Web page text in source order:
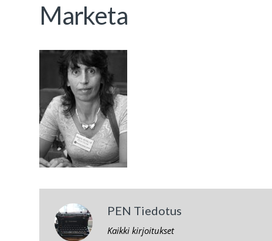
Marketa
PEN Tiedotus
Kaikki kirjoitukset